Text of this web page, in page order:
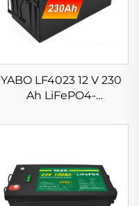
YABO LF4023 12 V 230
Ah LiFePO4-
Udladningsbatteri til
camping, off-grid